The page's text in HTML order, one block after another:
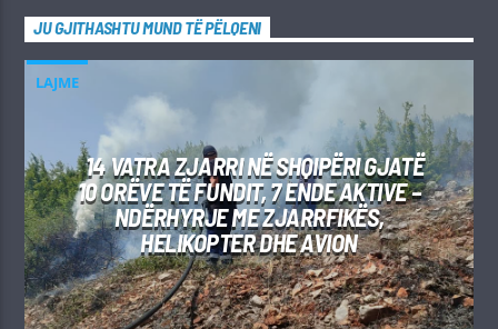
JU GJITHASHTU MUND TË PËLQENI
LAJME
14 VATRA ZJARRI NË SHQIPËRI GJATË
10 ORËVE TË FUNDIT, 7 ENDE AKTIVE –
NDËRHYRJE ME ZJARRFIKËS,
HELIKOPTER DHE AVION